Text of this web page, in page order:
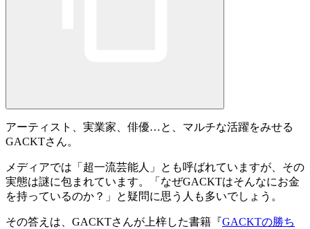
アーティスト、実業家、俳優…と、マルチな活躍をみせる
GACKTさん。
メディアでは「 超一流芸能人 」とも呼ばれていますが、その
実態は謎に包まれています。「 なぜGACKTはそんなにお金
を持っているのか？ 」と疑問に思う人も多いでしょう。
その答えは、GACKTさんが上梓した書籍『GACKTの勝ち